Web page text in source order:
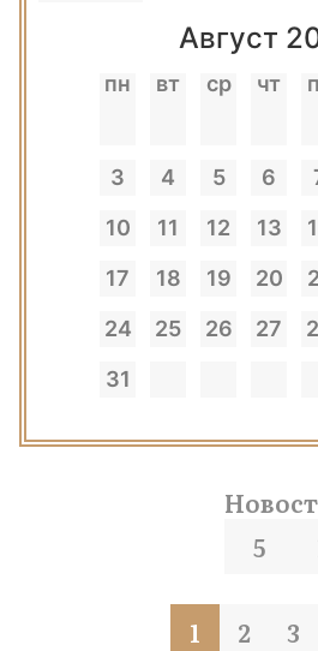
Август
пн вт ср чт
3
4 5 6
10
11 12 13
17
18 19 20
24
25 26 27
31
5
1 2 3